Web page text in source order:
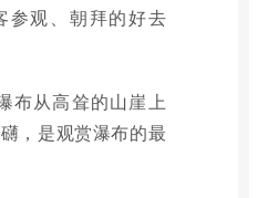
参观、朝拜的好去
布从高耸的山崖上
，是观赏瀑布的最